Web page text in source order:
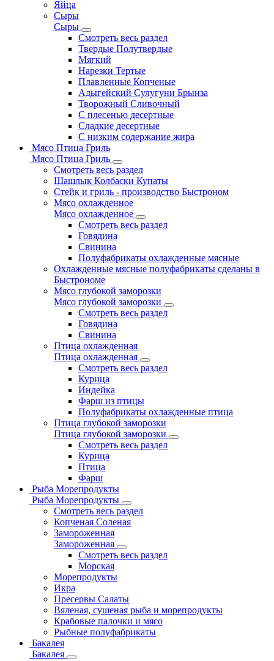
Яйца
Сыры
Сыры
Смотреть весь раздел
Твердые Полутвердые
Мягкий
Нарезки Тертые
Плавленные Копченые
Адыгейский Сулугуни Брынза
Творожный Сливочный
С плесенью десертные
Сладкие десертные
С низким содержание жира
Мясо Птица Гриль
Мясо Птица Гриль
Смотреть весь раздел
Шашлык Колбаски Купаты
Стейк и гриль - производство Быстроном
Мясо охлажденное
Мясо охлажденное
Смотреть весь раздел
Говядина
Свинина
Полуфабрикаты охлажденные мясные
Охлажденные мясные полуфабрикаты сделаны в
Быстрономе
Мясо глубокой заморозки
Мясо глубокой заморозки
Смотреть весь раздел
Говядина
Свинина
Птица охлажденная
Птица охлажденная
Смотреть весь раздел
Курица
Индейка
Фарш из птицы
Полуфабрикаты охлажденные птица
Птица глубокой заморозки
Птица глубокой заморозки
Смотреть весь раздел
Курица
Птица
Фарш
Рыба Морепродукты
Рыба Морепродукты
Смотреть весь раздел
Копченая Соленая
Замороженная
Замороженная
Смотреть весь раздел
Морская
Морепродукты
Икра
Пресервы Салаты
Вяленая, сушеная рыба и морепродукты
Крабовые палочки и мясо
Рыбные полуфабрикаты
Бакалея
Бакалея